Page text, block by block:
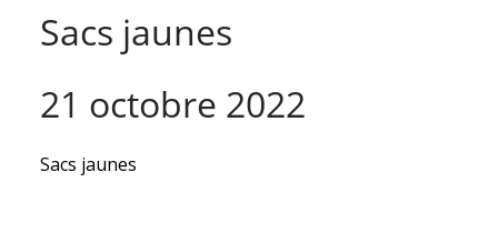
Sacs jaunes
21 octobre 2022
Sacs jaunes